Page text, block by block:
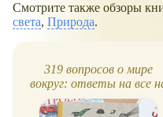
Смотрите также обзоры
света, Природа.
319 вопросов о мире
вокруг: ответы на все
свете